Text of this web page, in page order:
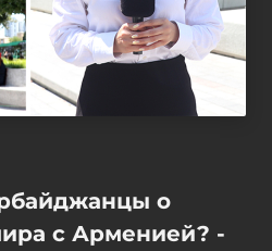
о
с Арменией? -